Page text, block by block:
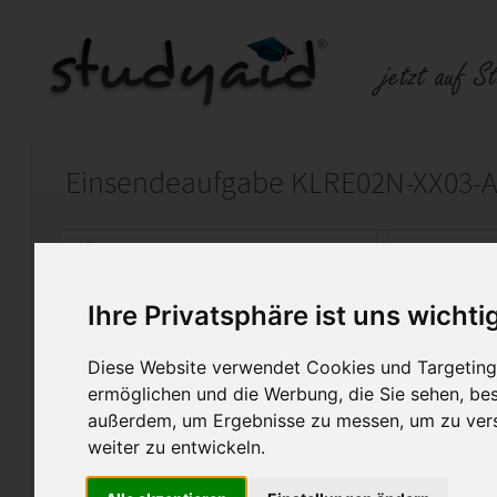
Ihre Privatsphäre ist uns
Diese Website verwendet Cookies und
ermöglichen und die Werbung, die Sie sehen,
außerdem, um Ergebnisse zu messen, um zu
weiter zu entwickeln.
Einsendeaufgabe KLRE02N-XX03-
Auf StudyAid.de verkaufen
Startseite Rechnungswesen
Kosten- und Leistungsrechnung /
Ich biete hier meine
„Kosten- und
Kostenträgerrechnung“ mit